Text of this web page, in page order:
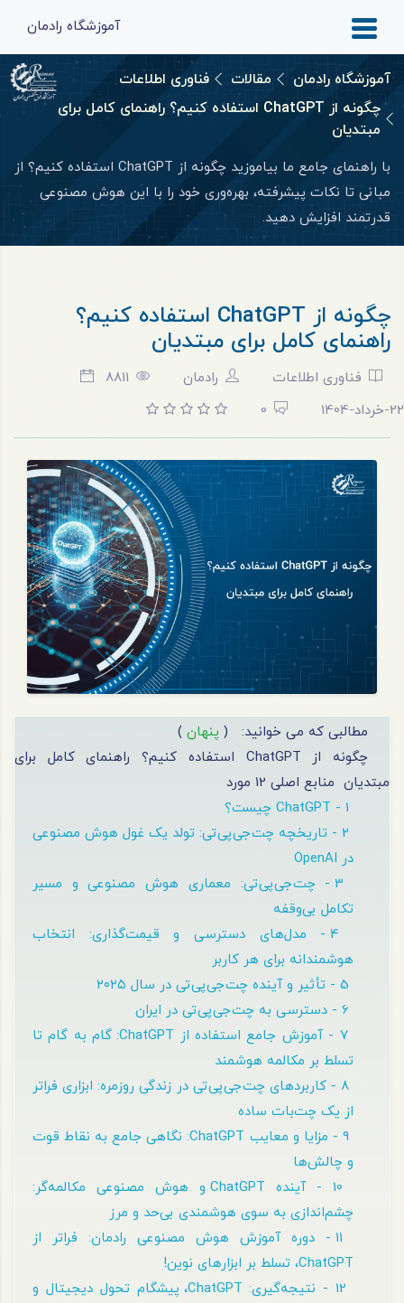
آموزشگاه رادمان
آموزشگاه رادمان مقالات
فناوری اطلاعات
چگونه از ChatGPT استفاده کنیم؟ راهنمای کامل برای
مبتدیان
با راهنمای جامع ما بیاموزید چگونه از ChatGPT استفاده کنیم؟ از
مبانی تا نکات پیشرفته، بهره‌وری خود را با این هوش مصنوعی
قدرتمند افزایش دهید.
چگونه از ChatGPT استفاده کنیم؟
راهنمای کامل برای مبتدیان
فناوری اطلاعات رادمان
8811
22-خرداد-1404
0
مطالبی که می خوانید: ( پنهان )
چگونه از ChatGPT استفاده کنیم؟ راهنمای کامل برای
مبتدیان منابع اصلی 12 مورد
2 - تاریخچه چت‌جی‌پی‌تی: تولد یک غول هوش مصنوعی
در OpenAI
3 - چت‌جی‌پی‌تی: معماری هوش مصنوعی و مسیر
تکامل بی‌وقفه
4 - مدل‌های دسترسی و قیمت‌گذاری: انتخاب
هوشمندانه برای هر کاربر
7 - آموزش جامع استفاده از ChatGPT: گام به گام تا
تسلط بر مکالمه هوشمند
8 - کاربردهای چت‌جی‌پی‌تی در زندگی روزمره: ابزاری فراتر
از یک چت‌بات ساده
9 - مزایا و معایب ChatGPT: نگاهی جامع به نقاط قوت
و چالش‌ها
10 - آینده ChatGPT و هوش مصنوعی مکالمه‌گر:
چشم‌اندازی به سوی هوشمندی بی‌حد و مرز
11 - دوره آموزش هوش مصنوعی رادمان: فراتر از
ChatGPT، تسلط بر ابزارهای نوین!
12 - نتیجه‌گیری: ChatGPT، پیشگام تحول دیجیتال و